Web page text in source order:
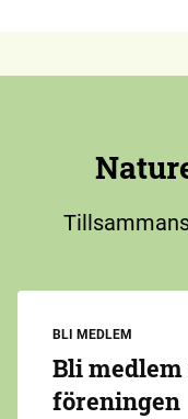
BLI MEDLEM
Bli
föreningen